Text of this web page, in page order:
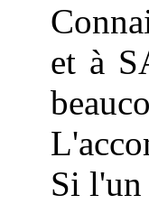
et à
Si l'un